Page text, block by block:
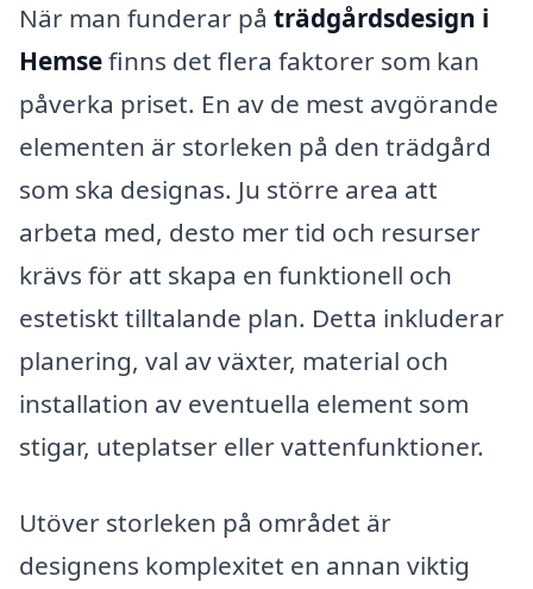
När man funderar på trädgårdsdesign i
Hemsefinns det flera faktorer som kan
påverka priset. En av de mest avgörande
elementen är storleken på den trädgård
som ska designas. Ju större area att
arbeta med, desto mer tid och resurser
krävs för att skapa en funktionell och
estetiskt tilltalande plan. Detta inkluderar
planering, val av växter, material och
installation av eventuella element som
stigar, uteplatser eller vattenfunktioner.
Utöver storleken på området är
designens komplexitet en annan viktig